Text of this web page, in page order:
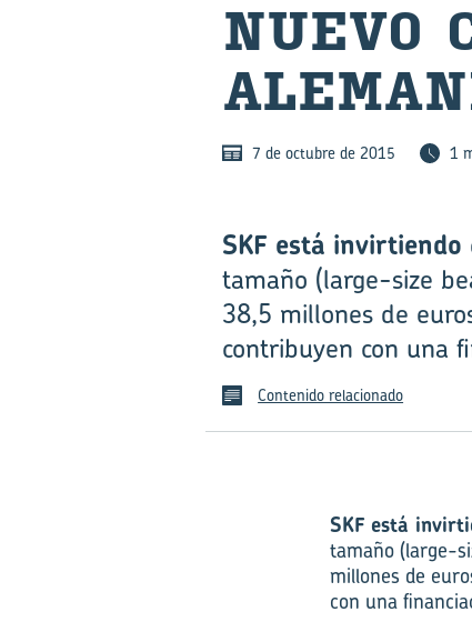
NUEVO
7 de octubre de 2015 1
SKF está invirtiendo
tamaño (large-size
38,5 millones de
contribuyen con una
Contenido relacionado
SKF está
tamaño (large-
millones de
con una